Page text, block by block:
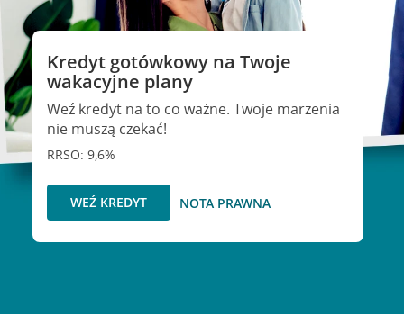
Kredyt gotówkowy na Twoje
wakacyjne plany
Weź kredyt na to co ważne. Twoje marzenia
nie muszą czekać!
RRSO: 9,6%
WEŹ KREDYT NOTA PRAWNA